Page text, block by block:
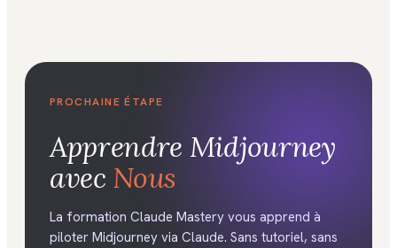
PROCHAINE ÉTAPE
Apprendre Midjourney
avec Nous
La formation Claude Mastery vous apprend à
piloter Midjourney via Claude. Sans tutoriel, sans